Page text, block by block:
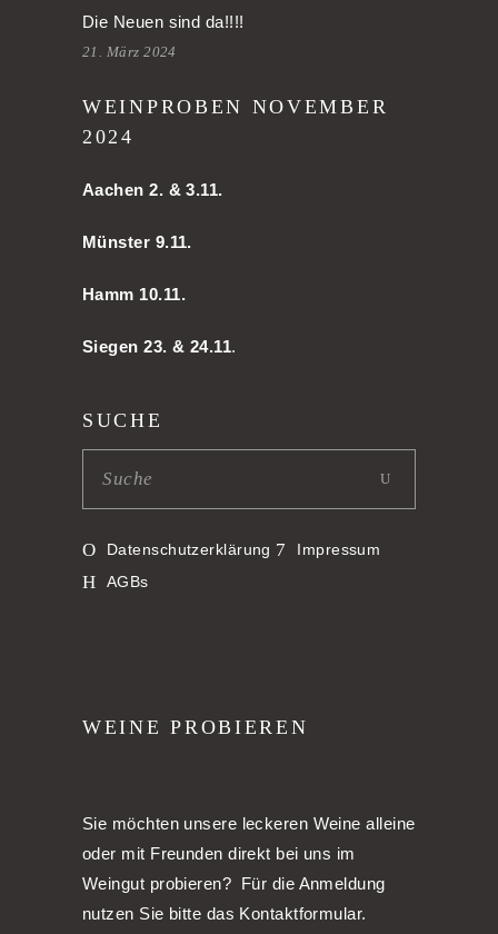
Die Neuen sind da!!!!
21. März 2024
WEINPROBEN NOVEMBER
2024
Aachen 2. & 3.11.
Münster 9.11.
Hamm 10.11.
Siegen 23. & 24.11.
SUCHE
Datenschutzerklärung
Impressum
AGBs
WEINE PROBIEREN
Sie möchten unsere leckeren Weine alleine
oder mit Freunden direkt bei uns im
Weingut probieren? Für die Anmeldung
nutzen Sie bitte das Kontaktformular.